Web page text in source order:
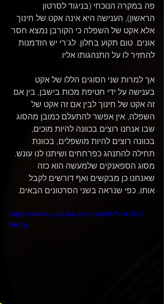
פה במקרה הנוכחי (בניגוד לסרטון
הראשון), הענישה היא אינה אקט של חינוך
אלא אקט של השפלה כי הקורבן נמצא חסר
אונים. טום תקוע בחלון. לג'רי יש הזדמנות
להחזיר לו על התנהגותו אליו.
אך למרות שני הסוגים הללו של אקט
בענישה על ידי חטיפת מכות בישבן, בין אם
זה אקט של חינוך לבין אם זה אקט של
השפלה, אין אפשר להתעלם כמובן מהסוג
שבו אנחנו רוצים בכוונה להיות מוכים,
בכוונה רוצים להיות מושפלים, בכוונת
תחילה להתנהג כפרחחים ושיתנו לנו עונש.
מסוג הספאנקים שלמעשה הוא כזה
שאנחנו כן מבקשים ואף דורשים לקבל
אותו, כפי שנראה בשני הסרטונים הבאים.
https://www.youtube.com/watch?v=EsbiS-
8extg